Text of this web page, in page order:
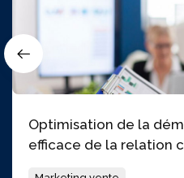
Optimisation de la
efficace de la relation